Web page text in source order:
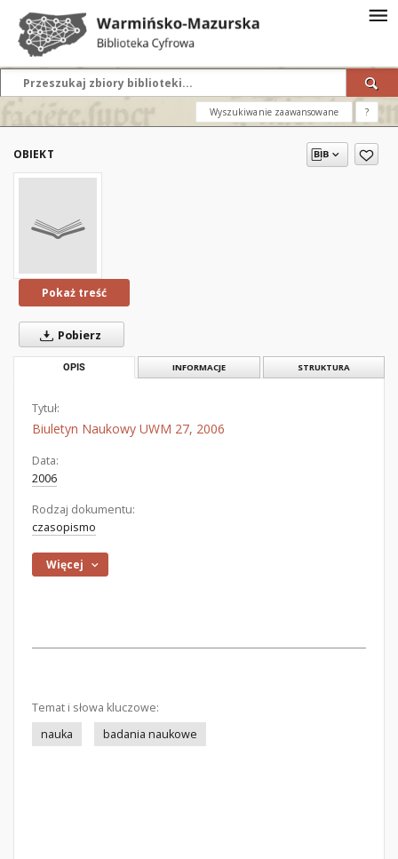
Wyszukiwanie zaawansowane ?
OBIEKT
Pokaż treść
Pobierz
OPIS INFORMACJE STRUKTURA
Tytuł:
Biuletyn Naukowy UWM 27, 2006
Data:
2006
Rodzaj dokumentu:
czasopismo
Więcej
Temat i słowa kluczowe:
nauka
badania naukowe